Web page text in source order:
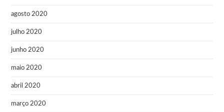
agosto 2020
julho 2020
junho 2020
maio 2020
abril 2020
março 2020